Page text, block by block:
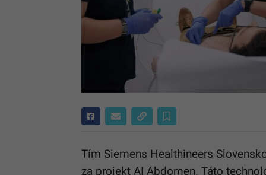
Tím Siemens Healthineers
za projekt AI Abdomen. Táto